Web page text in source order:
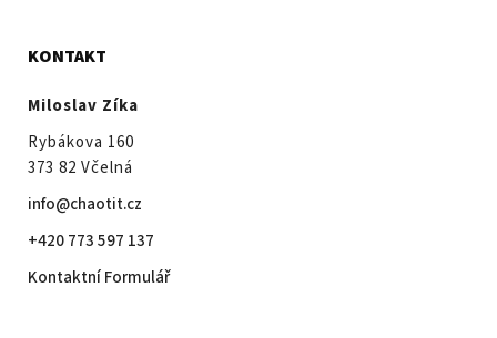
KONTAKT
Miloslav Zíka
Rybákova 160
373 82 Včelná
info@chaotit.cz
+420 773 597 137
Kontaktní Formulář